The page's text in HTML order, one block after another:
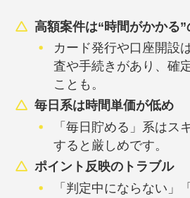
高額案件は“時間がかかる”
カード発行や口座開設
査や手続きがあり、確
ことも。
毎日系は時間単価が低め
「毎日貯める」系はス
すると厳しめです。
ポイント反映のトラブル
「判定中にならない」